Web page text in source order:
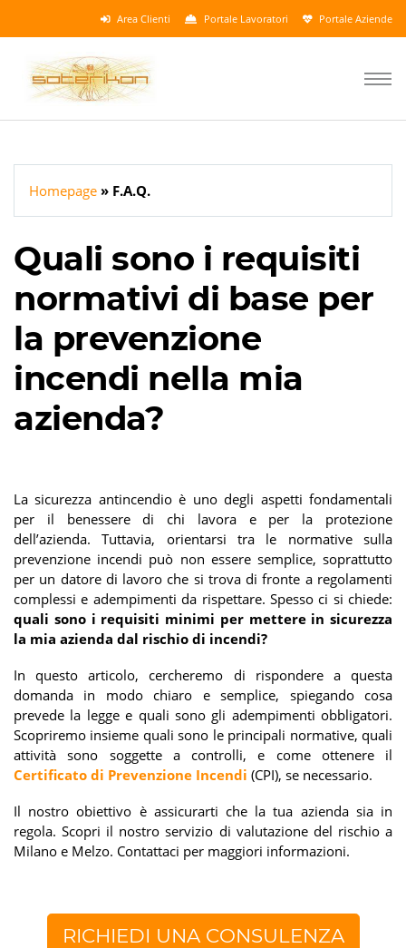
Area Clienti Portale Lavoratori Portale Aziende
Homepage F.A.Q.
Quali sono i requisiti
normativi di base per
la prevenzione
incendi nella mia
azienda?
La sicurezza antincendio è uno degli aspetti fondamentali
per il benessere di chi lavora e per la protezione
dell’azienda. Tuttavia, orientarsi tra le normative sulla
prevenzione incendi può non essere semplice, soprattutto
per un datore di lavoro che si trova di fronte a regolamenti
complessi e adempimenti da rispettare. Spesso ci si chiede:
quali sono i requisiti minimi per mettere in sicurezza
la mia azienda dal rischio di incendi?
In questo articolo, cercheremo di rispondere a questa
domanda in modo chiaro e semplice, spiegando cosa
prevede la legge e quali sono gli adempimenti obbligatori.
Scopriremo insieme quali sono le principali normative, quali
attività sono soggette a controlli, e come ottenere il
Certificato di Prevenzione Incendi (CPI), se necessario.
Il nostro obiettivo è assicurarti che la tua azienda sia in
regola. Scopri il nostro servizio di valutazione del rischio a
Milano e Melzo. Contattaci per maggiori informazioni.
RICHIEDI UNA CONSULENZA